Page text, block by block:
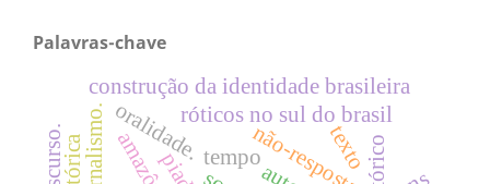
Palavras-chave
não-respostas
róticos no sul do brasil
jornalismo. texto
construção da identidade brasileira
tempo
oralidade.
retórica